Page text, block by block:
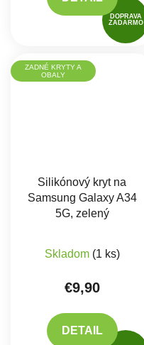
DOPRAVA
ZADARMO
ZADNÉ KRYTY A
OBALY
Silikónový kryt na
Samsung Galaxy A34
5G, zelený
Skladom (1 ks)
€9,90
DETAIL